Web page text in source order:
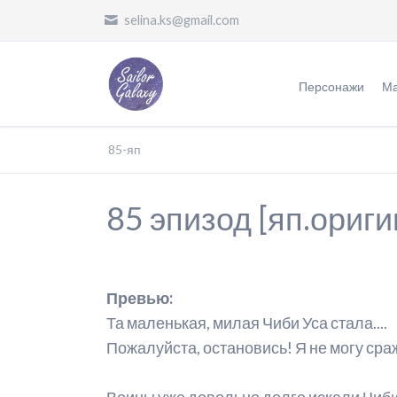
selina.ks@gmail.com
Персонажи
Злодеи
Другие
85-яп
85 эпизод
Превью:
Та маленькая, милая Чиби Уса стала....
Пожалуйста, остановись! Я не могу